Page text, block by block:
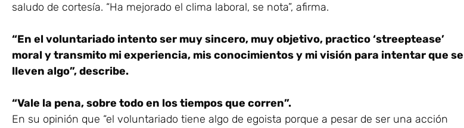
saludo de cortesía. “Ha mejorado el clima laboral, se nota”, afirma.
“En el voluntariado intento ser muy sincero, muy objetivo, practico ‘streeptease’
moral y transmito mi experiencia, mis conocimientos y mi visión para intentar que se
lleven algo”, describe.
“Vale la pena, sobre todo en los tiempos que corren”.
En su opinión que “el voluntariado tiene algo de egoista porque a pesar de ser una acción